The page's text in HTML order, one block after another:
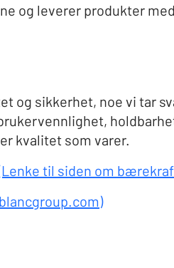
og leverer produkter
og sikkerhet, noe vi tar
kvalitet som varer.
til siden om